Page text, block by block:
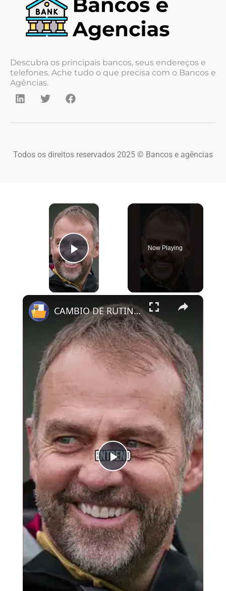
Descubra os principais bancos, seus endereços e
telefones. Ache tudo o que precisa com o Bancos e
Agências.
Todos os direitos reservados 2025 © Bancos e agências
×
Play Video
Now Playing
×
Play Video
CAMBIO DE RUTINA DEL BARÇA PARA LAS PALMAS